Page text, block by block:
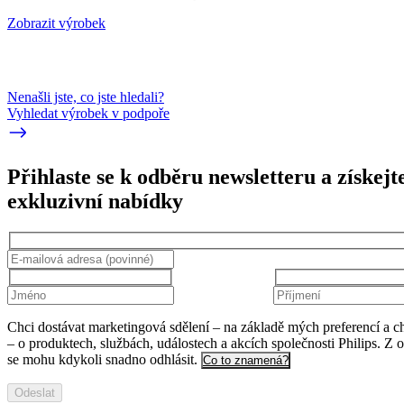
Zobrazit výrobek
Nenašli jste, co jste hledali?
Vyhledat výrobek v podpoře
Přihlaste se k odběru newsletteru a
exkluzivní nabídky
Chci dostávat marketingová sdělení – na základě mých preferencí a
– o produktech, službách, událostech a akcích společnosti Philips. Z
se mohu kdykoli snadno odhlásit. Co to znamená?
Odeslat